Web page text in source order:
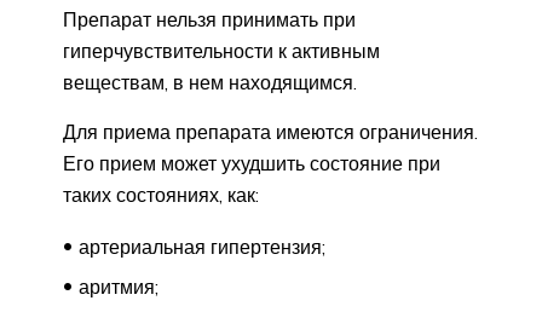
Препарат нельзя принимать при
гиперчувствительности к активным
веществам, в нем находящимся.
Для приема препарата имеются ограничения.
Его прием может ухудшить состояние при
таких состояниях, как:
артериальная гипертензия;
аритмия;